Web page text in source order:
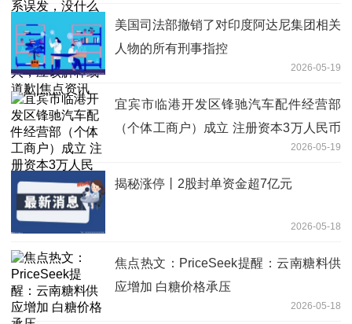
人，应该解释或道歉|焦点资讯
美国司法部撤销了对印度阿达尼集团相关
人物的所有刑事指控
2026-05-19
宜宾市临港开发区锋驰汽车配件经营部
（个体工商户）成立 注册资本3万人民币
2026-05-19
揭秘涨停丨2股封单资金超7亿元
2026-05-18
焦点热文：PriceSeek提醒：云南糖料供
应增加 白糖价格承压
2026-05-18